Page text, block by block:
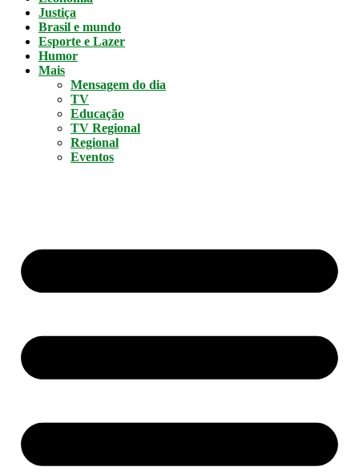
Justiça
Brasil e mundo
Esporte e Lazer
Humor
Mais
Mensagem do dia
TV
Educação
TV Regional
Regional
Eventos